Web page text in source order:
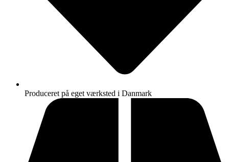
Produceret på eget værksted i Danmark